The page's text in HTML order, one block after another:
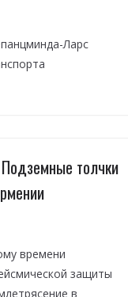
Ларс
толчки
времени
защиты
в